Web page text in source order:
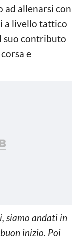
ad allenarsi con
a livello tattico
suo contributo
e
siamo andati in
inizio. Poi